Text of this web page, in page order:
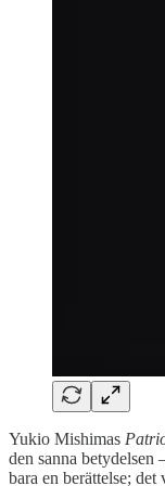
Yukio Mishimas
den sanna
bara en berättelse;